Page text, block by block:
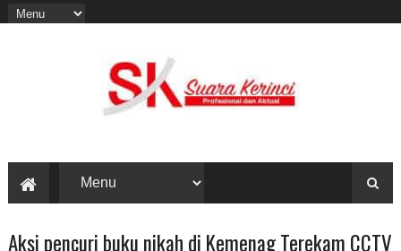
Aksi pencuri buku nikah di Kemenag Terekam CCTV